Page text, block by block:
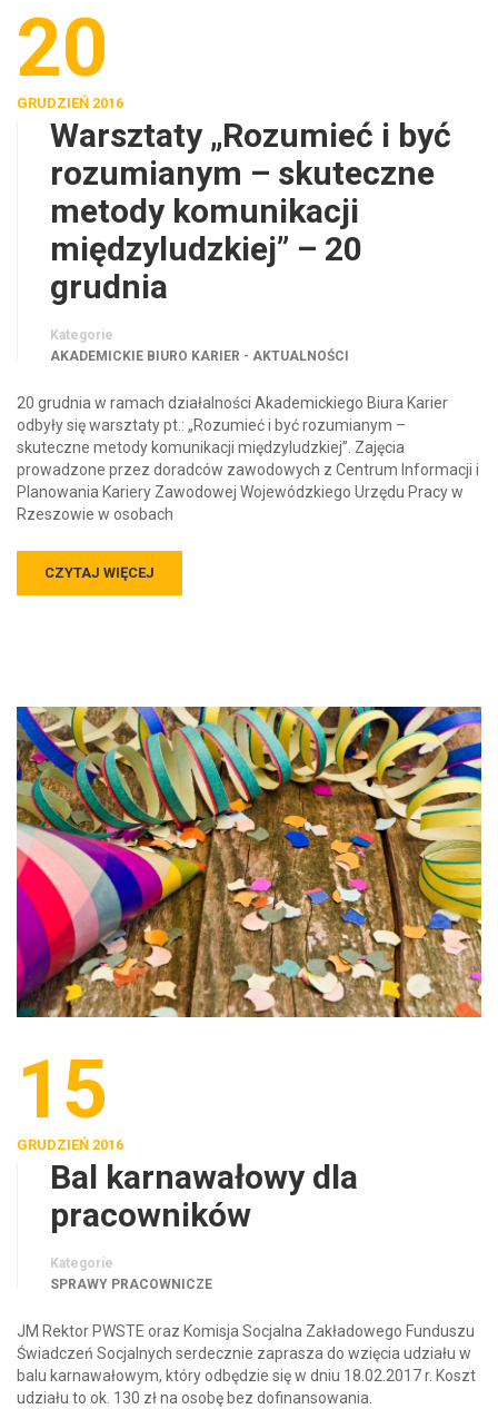
20
GRUDZIEŃ 2016
Warsztaty „Rozumieć i być
rozumianym – skuteczne
metody komunikacji
międzyludzkiej” – 20
grudnia
Kategorie
AKADEMICKIE BIURO KARIER - AKTUALNOŚCI
20 grudnia w ramach działalności Akademickiego Biura Karier
odbyły się warsztaty pt.: „Rozumieć i być rozumianym –
skuteczne metody komunikacji międzyludzkiej”. Zajęcia
prowadzone przez doradców zawodowych z Centrum Informacji i
Planowania Kariery Zawodowej Wojewódzkiego Urzędu Pracy w
Rzeszowie w osobach
CZYTAJ WIĘCEJ
15
GRUDZIEŃ 2016
Bal karnawałowy dla
pracowników
Kategorie
SPRAWY PRACOWNICZE
JM Rektor PWSTE oraz Komisja Socjalna Zakładowego Funduszu
Świadczeń Socjalnych serdecznie zaprasza do wzięcia udziału w
balu karnawałowym, który odbędzie się w dniu 18.02.2017 r. Koszt
udziału to ok. 130 zł na osobę bez dofinansowania.